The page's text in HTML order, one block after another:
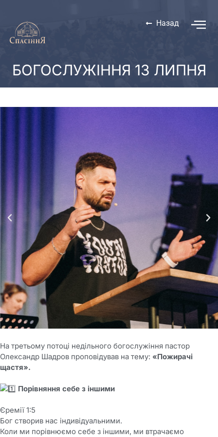
Назад
БОГОСЛУЖІННЯ 13 ЛИПНЯ
На третьому потоці недільного богослужіння пастор
Олександр Шадров проповідував на тему: «Пожирачі
щастя».
Порівняння себе з іншими
Єремії 1:5
Бог створив нас індивідуальними.
Коли ми порівнюємо себе з іншими, ми втрачаємо